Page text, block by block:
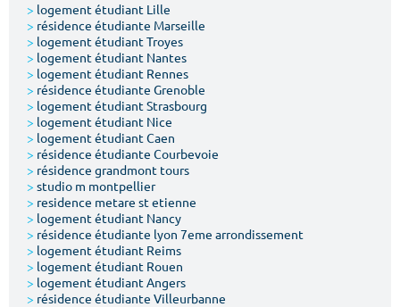
> logement étudiant Lille
> résidence étudiante Marseille
> logement étudiant Troyes
> logement étudiant Nantes
> logement étudiant Rennes
> résidence étudiante Grenoble
> logement étudiant Strasbourg
> logement étudiant Nice
> logement étudiant Caen
> résidence étudiante Courbevoie
> résidence grandmont tours
> studio m montpellier
> residence metare st etienne
> logement étudiant Nancy
> résidence étudiante lyon 7eme arrondissement
> logement étudiant Reims
> logement étudiant Rouen
> logement étudiant Angers
> résidence étudiante Villeurbanne